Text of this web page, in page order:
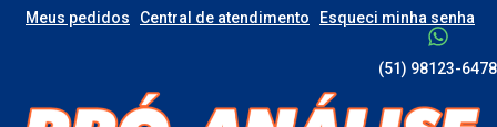
Meus pedidos Central de atendimento Esqueci minha senha
(51) 98123-6478